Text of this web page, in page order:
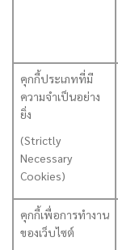
คุกกี้ประเภทที่มี
ความจำเป็นอย่าง
ยิ่ง
(Strictly
Necessary
Cookies)
คุกกี้เพื่อการทำงาน
ของเว็บไซต์